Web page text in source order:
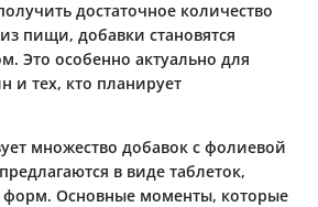
достаточное количество
пищи, добавки становятся
Это особенно актуально для
и тех, кто планирует
множество добавок с фолиевой
в виде таблеток,
Основные моменты, которые